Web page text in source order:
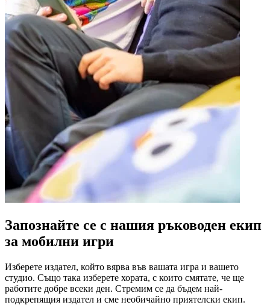
Запознайте се с нашия ръководен екип
за мобилни игри
Изберете издател, който вярва във вашата игра и вашето
студио. Също така изберете хората, с които смятате, че ще
работите добре всеки ден. Стремим се да бъдем най-
подкрепящия издател и сме необичайно приятелски екип.